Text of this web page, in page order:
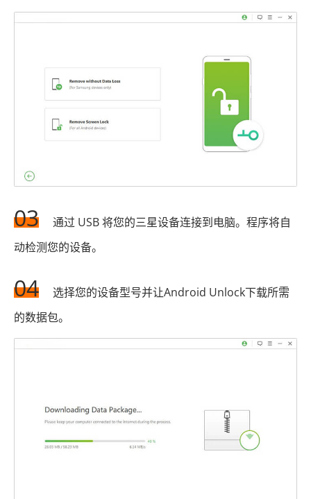
03
通过 USB 将您的三星设备连接到电脑。程序将自
动检测您的设备。
04
选择您的设备型号并让Android Unlock下载所需
的数据包。